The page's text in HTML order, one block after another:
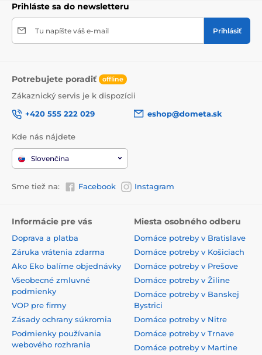
Prihláste sa do newsletteru
Tu napíšte váš e-mail Prihlásiť
Potrebujete poradiť offline
Zákaznický servis je k dispozícii
+420 555 222 029
eshop@dometa.sk
Kde nás nájdete
Slovenčina
Sme tiež na: Facebook Instagram
Informácie pre vás
Doprava a platba
Záruka vrátenia zdarma
Ako Eko balíme objednávky
Všeobecné zmluvné
podmienky
VOP pre firmy
Zásady ochrany súkromia
Podmienky používania
webového rozhrania
Miesta osobného odberu
Domáce potreby v Bratislave
Domáce potreby v Košiciach
Domáce potreby v Prešove
Domáce potreby v Žiline
Domáce potreby v Banskej
Bystrici
Domáce potreby v Nitre
Domáce potreby v Trnave
Domáce potreby v Martine